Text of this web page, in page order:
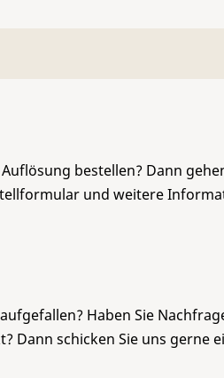
bestellen? Dann
und weitere
Haben Sie
Dann schicken Sie uns gerne